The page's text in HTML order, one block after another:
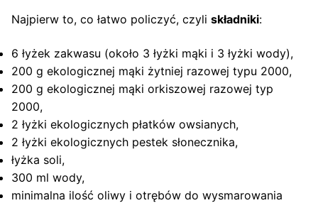
Najpierw to, co łatwo policzyć, czyli składniki:
6 łyżek zakwasu (około 3 łyżki mąki i 3 łyżki wody),
200 g ekologicznej mąki żytniej razowej typu 2000,
200 g ekologicznej mąki orkiszowej razowej typ
2000,
2 łyżki ekologicznych płatków owsianych,
2 łyżki ekologicznych pestek słonecznika,
łyżka soli,
300 ml wody,
minimalna ilość oliwy i otrębów do wysmarowania